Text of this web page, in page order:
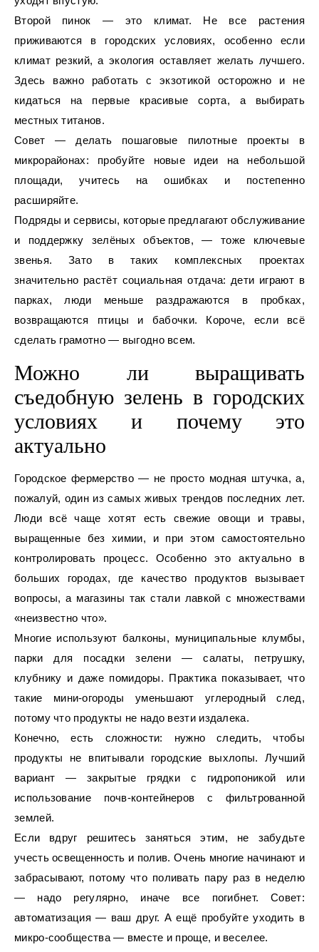
Второй пинок — это климат. Не все растения
приживаются в городских условиях, особенно если
климат резкий, а экология оставляет желать лучшего.
Здесь важно работать с экзотикой осторожно и не
кидаться на первые красивые сорта, а выбирать
местных титанов.
Совет — делать пошаговые пилотные проекты в
микрорайонах: пробуйте новые идеи на небольшой
площади, учитесь на ошибках и постепенно
расширяйте.
Подряды и сервисы, которые предлагают обслуживание
и поддержку зелёных объектов, — тоже ключевые
звенья. Зато в таких комплексных проектах
значительно растёт социальная отдача: дети играют в
парках, люди меньше раздражаются в пробках,
возвращаются птицы и бабочки. Короче, если всё
сделать грамотно — выгодно всем.
Можно ли выращивать
съедобную зелень в городских
условиях и почему это
актуально
Городское фермерство — не просто модная штучка, а,
пожалуй, один из самых живых трендов последних лет.
Люди всё чаще хотят есть свежие овощи и травы,
выращенные без химии, и при этом самостоятельно
контролировать процесс. Особенно это актуально в
больших городах, где качество продуктов вызывает
вопросы, а магазины так стали лавкой с множествами
«неизвестно что».
Многие используют балконы, муниципальные клумбы,
парки для посадки зелени — салаты, петрушку,
клубнику и даже помидоры. Практика показывает, что
такие мини-огороды уменьшают углеродный след,
потому что продукты не надо везти издалека.
Конечно, есть сложности: нужно следить, чтобы
продукты не впитывали городские выхлопы. Лучший
вариант — закрытые грядки с гидропоникой или
использование почв-контейнеров с фильтрованной
землей.
Если вдруг решитесь заняться этим, не забудьте
учесть освещенность и полив. Очень многие начинают и
забрасывают, потому что поливать пару раз в неделю
— надо регулярно, иначе все погибнет. Совет:
автоматизация — ваш друг. А ещё пробуйте уходить в
микро-сообщества — вместе и проще, и веселее.